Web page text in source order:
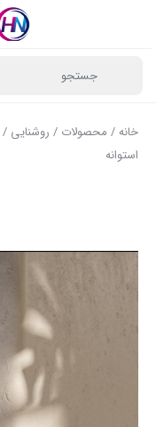
خانه/ محصولات / روشنایی /
استوانه